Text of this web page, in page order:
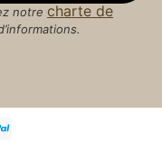
notre charte de